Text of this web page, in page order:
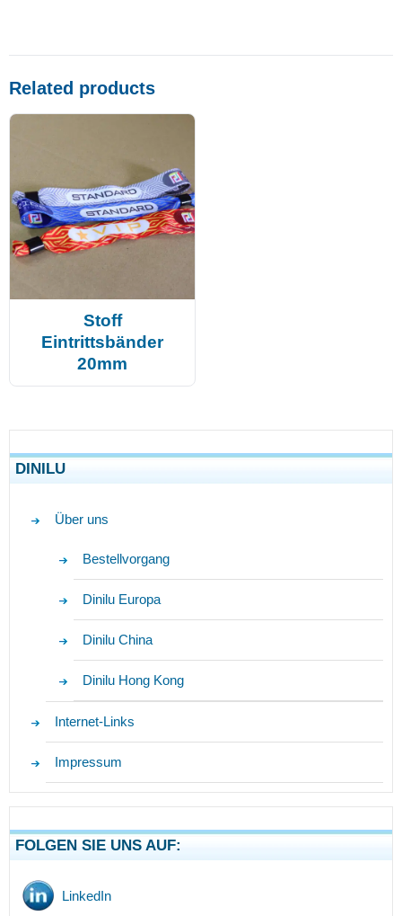
Related products
Stoff
Eintrittsbänder
20mm
DINILU
Über uns
Bestellvorgang
Dinilu Europa
Dinilu China
Dinilu Hong Kong
Internet-Links
Impressum
FOLGEN SIE UNS AUF:
LinkedIn